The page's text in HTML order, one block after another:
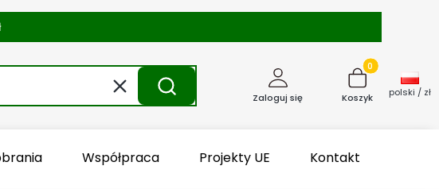
WyczyśćSzukaj Zaloguj się
Produkty w
Koszyk polski / zł
Współpraca Projekty UE Kontakt